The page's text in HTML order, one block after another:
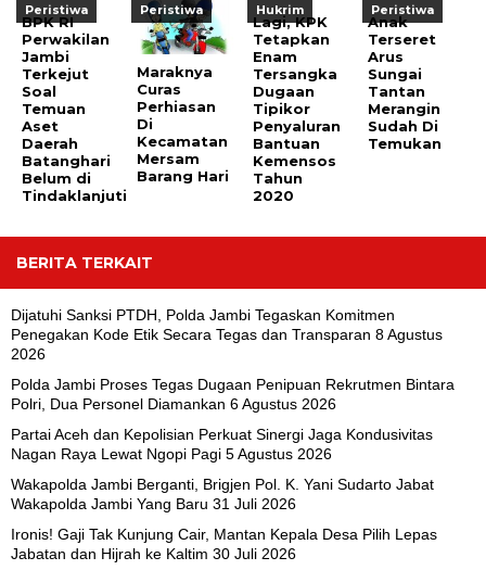
Peristiwa
BPK RI
Perwakilan
Jambi
Terkejut
Soal
Temuan
Aset
Daerah
Batanghari
Belum di
Tindaklanjuti
Peristiwa
Maraknya
Curas
Perhiasan
Di
Kecamatan
Mersam
Barang Hari
Hukrim
Lagi, KPK
Tetapkan
Enam
Tersangka
Dugaan
Tipikor
Penyaluran
Bantuan
Kemensos
Tahun
2020
Peristiwa
Anak
Terseret
Arus
Sungai
Tantan
Merangin
Sudah Di
Temukan
BERITA TERKAIT
Dijatuhi Sanksi PTDH, Polda Jambi Tegaskan Komitmen
Penegakan Kode Etik Secara Tegas dan Transparan 8 Agustus
2026
Polda Jambi Proses Tegas Dugaan Penipuan Rekrutmen Bintara
Polri, Dua Personel Diamankan 6 Agustus 2026
Partai Aceh dan Kepolisian Perkuat Sinergi Jaga Kondusivitas
Nagan Raya Lewat Ngopi Pagi 5 Agustus 2026
Wakapolda Jambi Berganti, Brigjen Pol. K. Yani Sudarto Jabat
Wakapolda Jambi Yang Baru 31 Juli 2026
Ironis! Gaji Tak Kunjung Cair, Mantan Kepala Desa Pilih Lepas
Jabatan dan Hijrah ke Kaltim 30 Juli 2026